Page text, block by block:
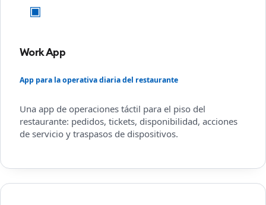
▣
Work App
App para la operativa diaria del restaurante
Una app de operaciones táctil para el piso del
restaurante: pedidos, tickets, disponibilidad, acciones
de servicio y traspasos de dispositivos.